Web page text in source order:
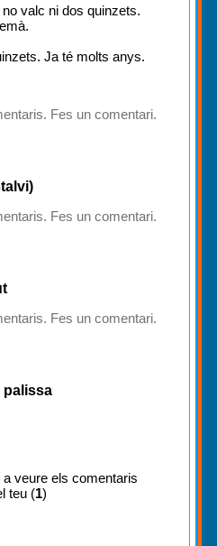
valc ni dos quinzets.
Ja té molts anys.
Fes un comentari.
Fes un comentari.
Fes un comentari.
palissa
veure els comentaris
teu (1)